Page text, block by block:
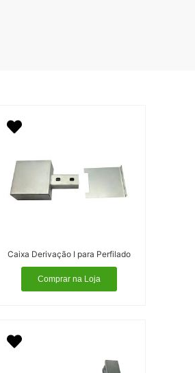
Caixa Derivação I para Perfilado
Comprar na Loja